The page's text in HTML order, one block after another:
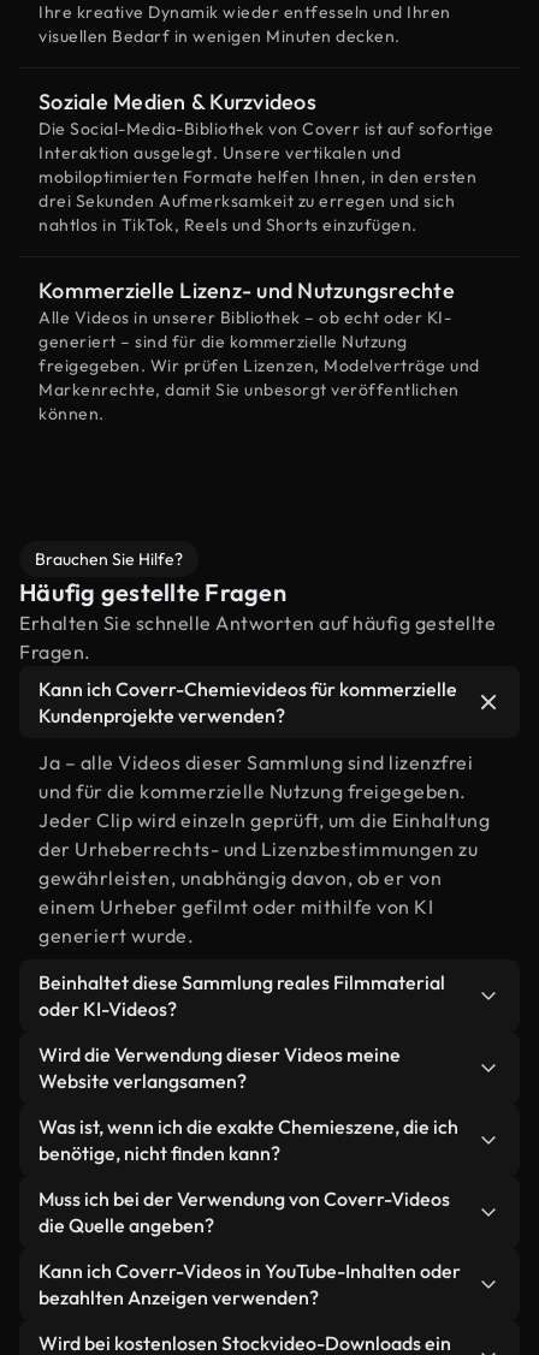
Ihre kreative Dynamik wieder entfesseln und Ihren
visuellen Bedarf in wenigen Minuten decken.
Soziale Medien & Kurzvideos
Die Social-Media-Bibliothek von Coverr ist auf sofortige
Interaktion ausgelegt. Unsere vertikalen und
mobiloptimierten Formate helfen Ihnen, in den ersten
drei Sekunden Aufmerksamkeit zu erregen und sich
nahtlos in TikTok, Reels und Shorts einzufügen.
Kommerzielle Lizenz- und Nutzungsrechte
Alle Videos in unserer Bibliothek – ob echt oder KI-
generiert – sind für die kommerzielle Nutzung
freigegeben. Wir prüfen Lizenzen, Modelverträge und
Markenrechte, damit Sie unbesorgt veröffentlichen
können.
Brauchen Sie Hilfe?
Häufig gestellte Fragen
Erhalten Sie schnelle Antworten auf häufig gestellte
Fragen.
Kann ich Coverr-Chemievideos für kommerzielle
Kundenprojekte verwenden?
Ja – alle Videos dieser Sammlung sind lizenzfrei
und für die kommerzielle Nutzung freigegeben.
Jeder Clip wird einzeln geprüft, um die Einhaltung
der Urheberrechts- und Lizenzbestimmungen zu
gewährleisten, unabhängig davon, ob er von
einem Urheber gefilmt oder mithilfe von KI
generiert wurde.
Beinhaltet diese Sammlung reales Filmmaterial
oder KI-Videos?
Beides. Es handelt sich um eine Hybridbibliothek
aus realen, von Menschen aufgenommenen
generierten Videos. Jedes Video ist eindeutig
beschriftet, sodass Sie immer wissen, was Sie
verwenden.
Wird die Verwendung dieser Videos meine
Website verlangsamen?
Nicht, wenn Sie unsere optimierten Versionen
wählen. Wir bieten schlanke, webfähige Formate,
wurden – so bleibt die Qualität hoch, während
gleichzeitig die Ladezeiten minimiert und
Kennzahlen wie LCP verbessert werden.
Was ist, wenn ich die exakte Chemieszene, die ich
benötige, nicht finden kann?
Mit Coverr AI Studio erstellen Sie im
Handumdrehen ein solches Video. Beschreiben Sie
Sonnenuntergang" – und das Studio generiert
innerhalb von Sekunden ein individuelles Video für
Sie, das unseren Lizenzbestimmungen entspricht.
Muss ich bei der Verwendung von Coverr-Videos
die Quelle angeben?
Eine Namensnennung ist nicht erforderlich. Alle
Videos in unserer Stockbibliothek sind lizenzfrei
verwendet werden – wir freuen uns aber immer
Kann ich Coverr-Videos in YouTube-Inhalten oder
bezahlten Anzeigen verwenden?
Ja. Sämtliches Stockmaterial von Coverr darf in
Wird bei kostenlosen Stockvideo-Downloads ein